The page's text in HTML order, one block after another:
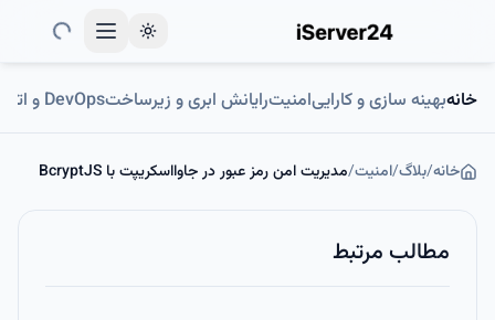
Toggle theme
خانهبهینه سازی و کاراییامنیترایانش ابری و زیرساختDevOps و اتوماسیون
خانه/بلاگ/امنیت/مدیریت امن رمز عبور در جاوااسکریپت با BcryptJS
مطالب مرتبط